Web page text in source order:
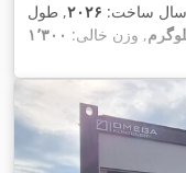
ساخت: ۲۰۲۶, طول
, وزن خالی: ۱٬۳۰۰
بارگیری:۲۸۵ میلی‌متر
,
تجهیزات:
واحد خنک‌کننده ,